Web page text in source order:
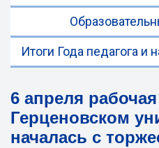
Итоги Года педагога и
6 апреля
Герценовском
началась с